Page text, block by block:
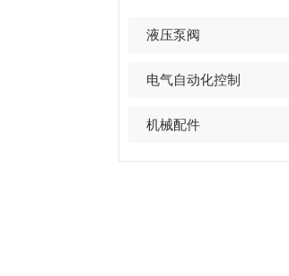
液压泵阀
电气自动化控制
机械配件